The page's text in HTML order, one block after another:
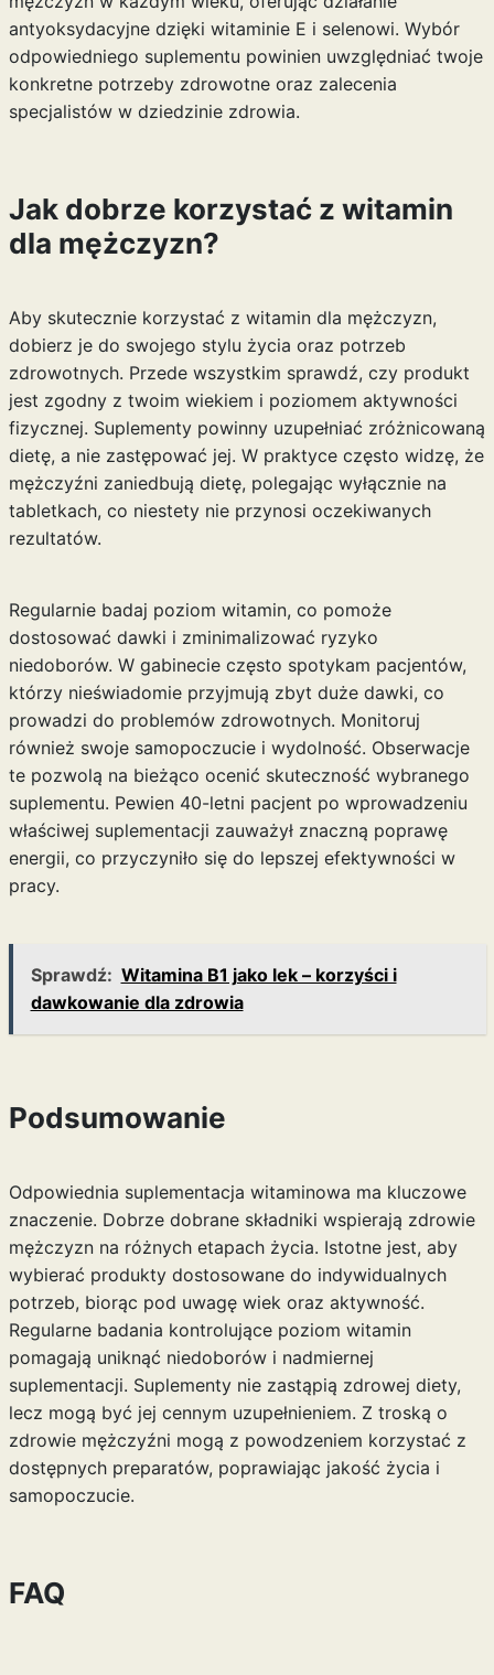
antyoksydacyjne dzięki witaminie E i selenowi. Wybór
odpowiedniego suplementu powinien uwzględniać twoje
konkretne potrzeby zdrowotne oraz zalecenia
specjalistów w dziedzinie zdrowia.
Jak dobrze korzystać z witamin
dla mężczyzn?
Aby skutecznie korzystać z witamin dla mężczyzn,
dobierz je do swojego stylu życia oraz potrzeb
zdrowotnych. Przede wszystkim sprawdź, czy produkt
jest zgodny z twoim wiekiem i poziomem aktywności
fizycznej. Suplementy powinny uzupełniać zróżnicowaną
dietę, a nie zastępować jej. W praktyce często widzę, że
mężczyźni zaniedbują dietę, polegając wyłącznie na
tabletkach, co niestety nie przynosi oczekiwanych
rezultatów.
Regularnie badaj poziom witamin, co pomoże
dostosować dawki i zminimalizować ryzyko
niedoborów. W gabinecie często spotykam pacjentów,
którzy nieświadomie przyjmują zbyt duże dawki, co
prowadzi do problemów zdrowotnych. Monitoruj
również swoje samopoczucie i wydolność. Obserwacje
te pozwolą na bieżąco ocenić skuteczność wybranego
suplementu. Pewien 40-letni pacjent po wprowadzeniu
właściwej suplementacji zauważył znaczną poprawę
energii, co przyczyniło się do lepszej efektywności w
pracy.
Sprawdź: Witamina B1 jako lek – korzyści i
dawkowanie dla zdrowia
Podsumowanie
Odpowiednia suplementacja witaminowa ma kluczowe
znaczenie. Dobrze dobrane składniki wspierają zdrowie
mężczyzn na różnych etapach życia. Istotne jest, aby
wybierać produkty dostosowane do indywidualnych
potrzeb, biorąc pod uwagę wiek oraz aktywność.
Regularne badania kontrolujące poziom witamin
pomagają uniknąć niedoborów i nadmiernej
suplementacji. Suplementy nie zastąpią zdrowej diety,
lecz mogą być jej cennym uzupełnieniem. Z troską o
zdrowie mężczyźni mogą z powodzeniem korzystać z
dostępnych preparatów, poprawiając jakość życia i
samopoczucie.
FAQ